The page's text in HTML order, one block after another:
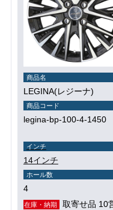
商品名
LEGINA(レジーナ)
商品コード
legina-bp-100-4-1450
インチ
14インチ
ホール数
4
在庫・納期
取寄せ品 10